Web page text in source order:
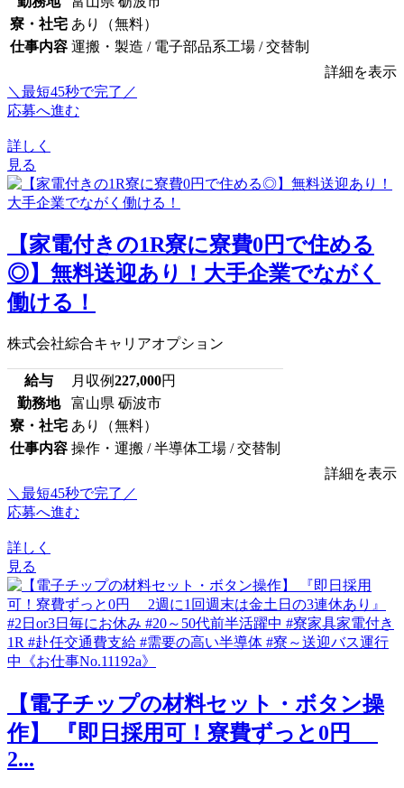
寮・社宅 あり（無料）
仕事内容 運搬・製造 / 電子部品系工場 / 交替制
詳細を表示
＼最短45秒で完了／
応募へ進む
詳しく
見る
【家電付きの1R寮に寮費0円で住める
◎】無料送迎あり！大手企業でながく
働ける！
株式会社綜合キャリアオプション
給与 月収例227,000円
勤務地
富山県 砺波市
寮・社宅 あり（無料）
仕事内容 操作・運搬 / 半導体工場 / 交替制
詳細を表示
＼最短45秒で完了／
応募へ進む
詳しく
見る
【電子チップの材料セット・ボタン操
作】 『即日採用可！寮費ずっと0円
2...